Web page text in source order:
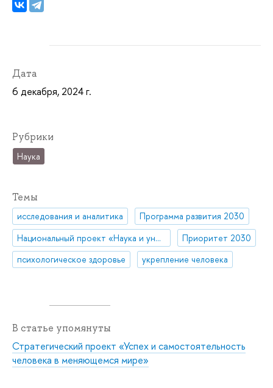
Дата
6 декабря, 2024 г.
Рубрики
Наука
Темы
исследования и аналитика
Программа развития 2030
Национальный проект «Наука и университеты»
Приоритет 2030
психологическое здоровье
укрепление человека
В статье упомянуты
Стратегический проект «Успех и самостоятельность
человека в меняющемся мире»